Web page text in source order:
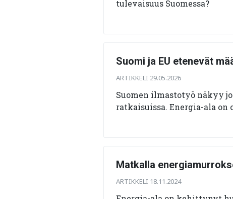
tulevaisuus Suomessa?
Suomi ja EU etenevät
ARTIKKELI 29.05.2026
Suomen ilmastotyö näkyy
ratkaisuissa. Energia-ala
Matkalla
ARTIKKELI 18.11.2024